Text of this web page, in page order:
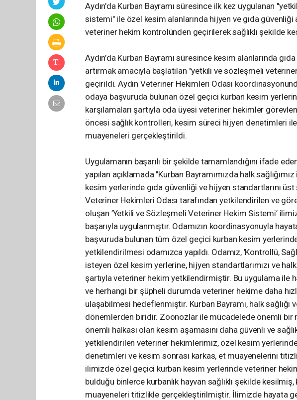
Aydın’da Kurban Bayramı süresince ilk kez uygulanan
sistemi" ile özel kesim alanlarında hijyen ve gıda güvenliği
veteriner hekim kontrolünden geçirilerek sağlıklı şekilde
Aydın’da Kurban Bayramı süresince kesim alanlarında
artırmak amacıyla başlatılan "yetkili ve sözleşmeli
geçirildi. Aydın Veteriner Hekimleri Odası
odaya başvuruda bulunan özel geçici kurban kesim
karşılamaları şartıyla oda üyesi veteriner hekimler
öncesi sağlık kontrolleri, kesim süreci hijyen denetimleri
muayeneleri gerçekleştirildi.
Uygulamanın başarılı bir şekilde tamamlandığını ifade
yapılan açıklamada "Kurban Bayramımızda halk
kesim yerlerinde gıda güvenliği ve hijyen standartlarını üst
Veteriner Hekimleri Odası tarafından yetkilendirilen ve
oluşan ’Yetkili ve Sözleşmeli Veteriner Hekim Sistemi’
başarıyla uygulanmıştır. Odamızın koordinasyonuyla
başvuruda bulunan tüm özel geçici kurban kesim
yetkilendirilmesi odamızca yapıldı. Odamız, ’Kontrollü,
isteyen özel kesim yerlerine, hijyen standartlarımızı ve
şartıyla veteriner hekim yetkilendirmiştir. Bu uygulama ile
ve herhangi bir şüpheli durumda veteriner hekime daha
ulaşabilmesi hedeflenmiştir. Kurban Bayramı, halk sağlığı
dönemlerden biridir. Zoonozlar ile mücadelede önemli bir
önemli halkası olan kesim aşamasını daha güvenli ve
yetkilendirilen veteriner hekimlerimiz, özel kesim
denetimleri ve kesim sonrası karkas, et muayenelerini
ilimizde özel geçici kurban kesim yerlerinde veteriner
bulduğu binlerce kurbanlık hayvan sağlıklı şekilde
muayeneleri titizlikle gerçekleştirilmiştir. İlimizde hayata